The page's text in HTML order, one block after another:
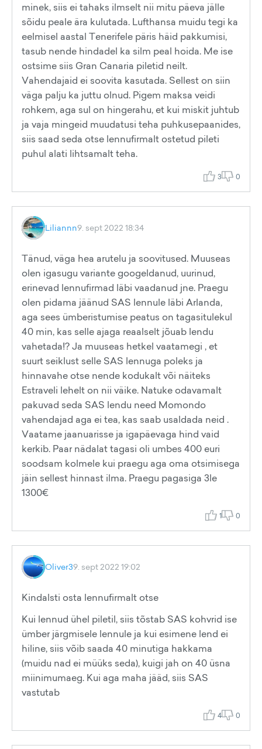
minek, siis ei tahaks ilmselt nii mitu päeva jälle
sõidu peale ära kulutada. Lufthansa muidu tegi ka
eelmisel aastal Tenerifele päris häid pakkumisi,
tasub nende hindadel ka silm peal hoida. Me ise
ostsime siis Gran Canaria piletid neilt.
Vahendajaid ei soovita kasutada. Sellest on siin
väga palju ka juttu olnud. Pigem maksa veidi
rohkem, aga sul on hingerahu, et kui miskit juhtub
ja vaja mingeid muudatusi teha puhkusepaanides,
siis saad seda otse lennufirmalt ostetud pileti
puhul alati lihtsamalt teha.
3 0
Liliannn9. sept 2022 18:34
Tänud, väga hea arutelu ja soovitused. Muuseas
olen igasugu variante googeldanud, uurinud,
erinevad lennufirmad läbi vaadanud jne. Praegu
olen pidama jäänud SAS lennule läbi Arlanda,
aga sees ümberistumise peatus on tagasitulekul
40 min, kas selle ajaga reaalselt jõuab lendu
vahetada!? Ja muuseas hetkel vaatamegi , et
suurt seiklust selle SAS lennuga poleks ja
hinnavahe otse nende kodukalt või näiteks
Estraveli lehelt on nii väike. Natuke odavamalt
pakuvad seda SAS lendu need Momondo
vahendajad aga ei tea, kas saab usaldada neid .
Vaatame jaanuarisse ja igapäevaga hind vaid
kerkib. Paar nädalat tagasi oli umbes 400 euri
soodsam kolmele kui praegu aga oma otsimisega
jäin sellest hinnast ilma. Praegu pagasiga 3le
1300€
1 0
Oliver39. sept 2022 19:02
Kindalsti osta lennufirmalt otse
Kui lennud ühel piletil, siis tõstab SAS kohvrid ise
ümber järgmisele lennule ja kui esimene lend ei
hiline, siis võib saada 40 minutiga hakkama
(muidu nad ei müüks seda), kuigi jah on 40 üsna
miinimumaeg. Kui aga maha jääd, siis SAS
vastutab
4 0